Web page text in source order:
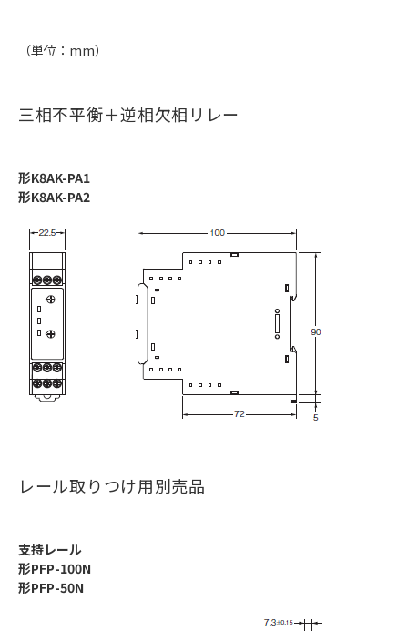
（単位：mm）
三相不平衡＋逆相欠相リレー
形K8AK-PA1
形K8AK-PA2
レール取りつけ用別売品
支持レール
形PFP-100N
形PFP-50N